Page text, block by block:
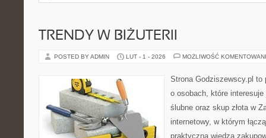
TRENDY W BIŻUTERII
POSTED BY ADMIN LUT - 1 - 2026 MOŻLIWOŚĆ
Strona Godziszewscy.pl to
o osobach, które
ślubne oraz skup złota w
internetowy, w którym
praktyczną wiedzą